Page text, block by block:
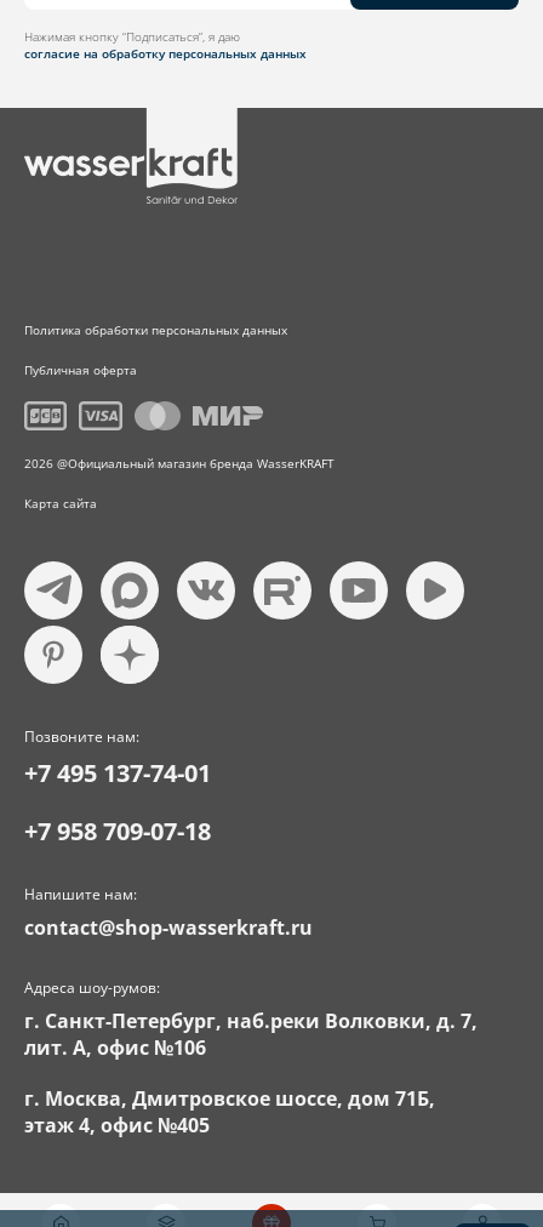
Нажимая кнопку “Подписаться”, я даю
согласие на обработку персональных данных
Политика обработки персональных данных
Публичная оферта
2026 @Официальный магазин бренда WasserKRAFT
Карта сайта
Позвоните нам:
+7 495 137-74-01
+7 958 709-07-18
Напишите нам:
contact@shop-wasserkraft.ru
Адреса шоу-румов:
г. Санкт-Петербург, наб.реки Волковки, д. 7,
лит. А, офис №106
г. Москва, Дмитровское шоссе, дом 71Б,
этаж 4, офис №405